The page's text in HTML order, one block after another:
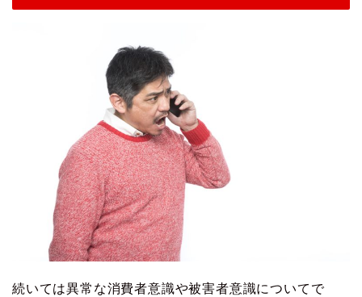
続いては異常な消費者意識や被害者意識についてで